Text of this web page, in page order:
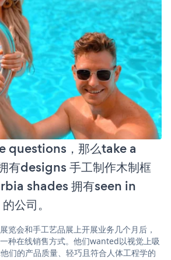
questions，那么take a
有designs 手工制作木制框
shades 拥有seen in
公司。
会和手工艺品展上开展业务几个月后，
种在线销售方式。他们wanted以视觉上吸
们的产品质量、轻巧且符合人体工程学的